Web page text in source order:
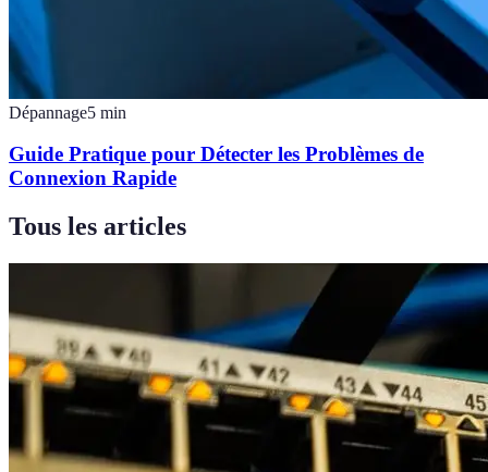
Dépannage5 min
Guide Pratique pour Détecter les Problèmes de
Connexion Rapide
Tous les articles